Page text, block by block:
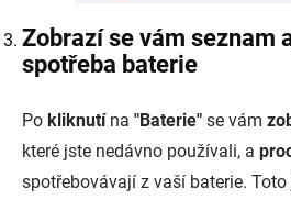
Zobrazí se vám seznam
spotřeba baterie
Po kliknutína "Baterie" se vám
které jste nedávno používali, a
spotřebovávají z vaší baterie. Toto